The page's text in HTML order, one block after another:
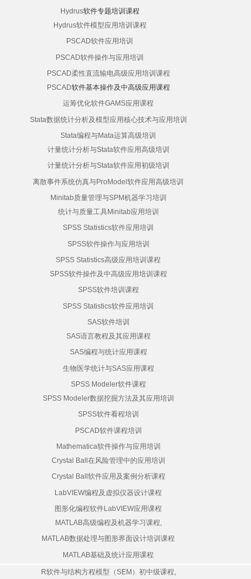
Hydrus软件专题培训课程
Hydrus软件模型应用培训课程
PSCAD软件应用培训
PSCAD软件操作与应用培训
PSCAD柔性直流输电高级应用培训课程
PSCAD软件基本操作及中高级应用课程
运筹优化软件GAMS应用课程
Stata数据统计分析及模型应用核心技术与应用培训
Stata编程与Mata运算高级培训
计量统计分析与Stata软件应用高级培训
计量统计分析与Stata软件应用初级培训
离散事件系统仿真与ProModel软件应用高级培训
Minitab质量管理与SPM机器学习培训
统计与质量工具Minitab应用培训
SPSS Statistics软件应用培训
SPSS软件操作与应用培训
SPSS Statistics高级应用培训课程
SPSS软件操作及中高级应用培训课程
SPSS软件培训课程
SPSS Statistics软件应用培训
SAS软件培训
SAS语言教程及其应用课程
SAS编程与统计应用课程
生物医学统计与SAS应用课程
SPSS Modeler软件课程
SPSS Modeler数据挖掘方法及其应用培训
SPSS软件看程培训
PSCAD软件课程培训
Mathematica软件操作与应用培训
Crystal Ball在风险管理中的应用培训
Crystal Ball软件应用及案例分析课程
LabVIEW编程及虚拟仪器设计课程
图形化编程软件LabVIEW应用课程
MATLAB高级编程及机器学习课程,
MATLAB数据处理与图形界面设计培训课程
MATLAB基础及统计应用课程
R软件与结构方程模型（SEM）初中级课程,